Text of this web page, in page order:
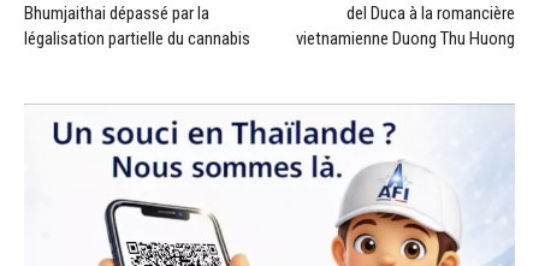
Bhumjaithai dépassé par la
légalisation partielle du cannabis
del Duca à la romancière
vietnamienne Duong Thu Huong